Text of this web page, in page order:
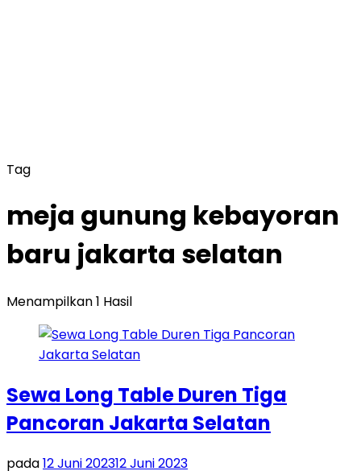
Tag
meja gunung kebayoran
baru jakarta selatan
Menampilkan 1 Hasil
Sewa Long Table Duren Tiga
Pancoran Jakarta Selatan
pada12 Juni 202312 Juni 2023